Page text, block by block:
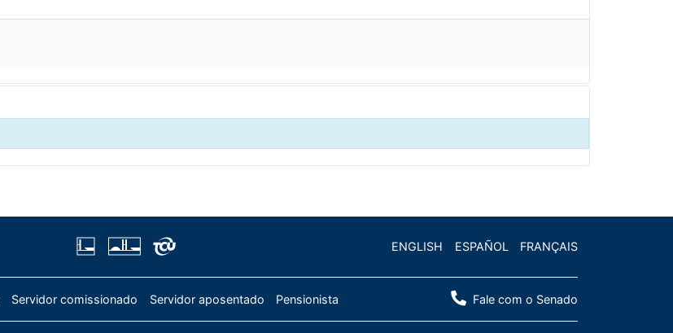
ENGLISH ESPAÑOL FRANÇAIS
Servidor comissionado Servidor aposentado Pensionista Fale com o Senado